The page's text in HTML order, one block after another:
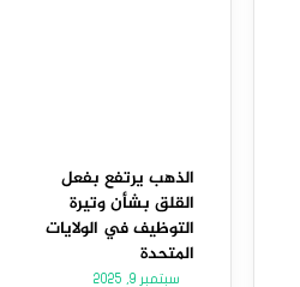
الذهب يرتفع بفعل
القلق بشأن وتيرة
التوظيف في الولايات
المتحدة
سبتمبر 9, 2025